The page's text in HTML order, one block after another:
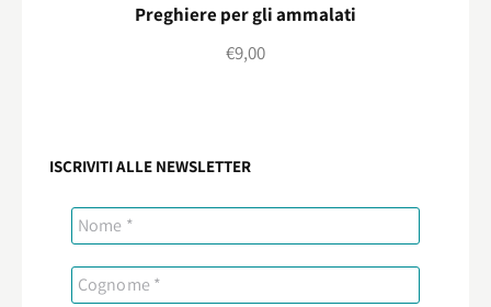
Preghiere per gli ammalati
€9,00
ISCRIVITI ALLE NEWSLETTER